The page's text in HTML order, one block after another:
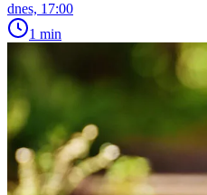
dnes, 17:00
1 min